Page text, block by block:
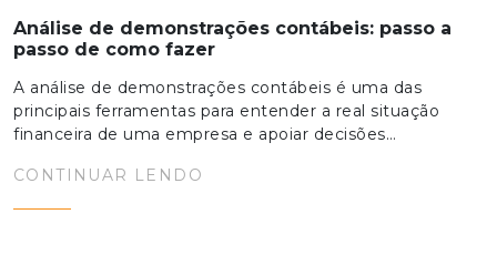
Análise de demonstrações contábeis: passo a
passo de como fazer
A análise de demonstrações contábeis é uma das
principais ferramentas para entender a real situação
financeira de uma empresa e apoiar decisões…
CONTINUAR LENDO